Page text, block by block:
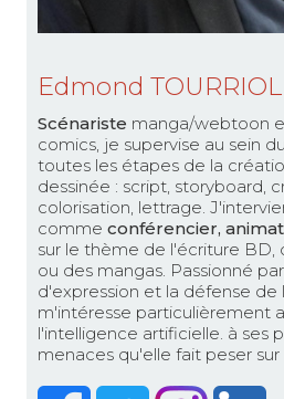
Edmond TOURRIOL
Scénariste manga/webtoon
comics, je supervise au sein du
toutes les étapes de la
dessinée : script, storyboard,
colorisation, lettrage.
comme conférencier,
sur le thème de l'écriture BD,
ou des mangas. Passionné
d'expression et la défense de
m'intéresse particulièrement
l'intelligence artificielle. à ses
menaces qu'elle fait peser sur